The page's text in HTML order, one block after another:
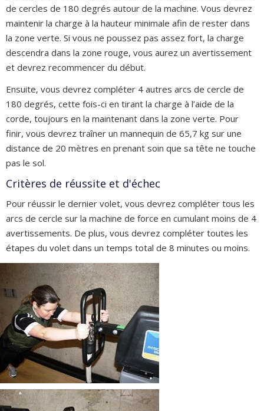
de cercles de 180 degrés autour de la machine. Vous devrez
maintenir la charge à la hauteur minimale afin de rester dans
la zone verte. Si vous ne poussez pas assez fort, la charge
descendra dans la zone rouge, vous aurez un avertissement
et devrez recommencer du début.
Ensuite, vous devrez compléter 4 autres arcs de cercle de
180 degrés, cette fois-ci en tirant la charge à l’aide de la
corde, toujours en la maintenant dans la zone verte. Pour
finir, vous devrez traîner un mannequin de 65,7 kg sur une
distance de 20 mètres en prenant soin que sa tête ne touche
pas le sol.
Critères de réussite et d'échec
Pour réussir le dernier volet, vous devrez compléter tous les
arcs de cercle sur la machine de force en cumulant moins de 4
avertissements. De plus, vous devrez compléter toutes les
étapes du volet dans un temps total de 8 minutes ou moins.